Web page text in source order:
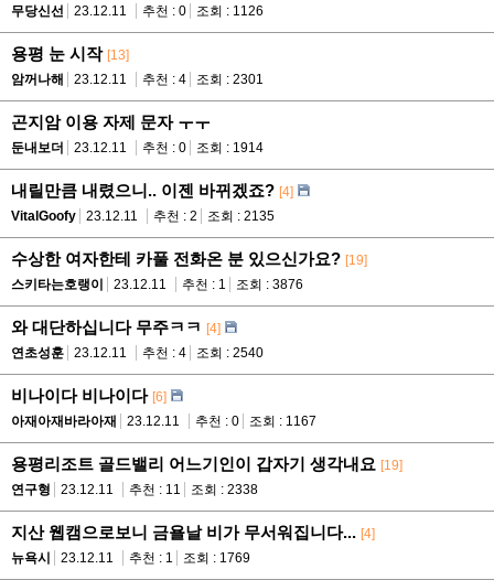
무당신선
23.12.11 추천 : 0 조회 : 1126
용평 눈 시작 [13]
암꺼나해
23.12.11 추천 : 4 조회 : 2301
곤지암 이용 자제 문자 ㅜㅜ
둔내보더 23.12.11 추천 : 0 조회 : 1914
내릴만큼 내렸으니.. 이젠 바뀌겠죠? [4]
VitalGoofy
23.12.11 추천 : 2 조회 : 2135
수상한 여자한테 카풀 전화온 분 있으신가요? [19]
스키타는호랭이
23.12.11 추천 : 1 조회 : 3876
와 대단하십니다 무주ㅋㅋ [4]
연초성훈
23.12.11 추천 : 4 조회 : 2540
비나이다 비나이다 [6]
아재아재바라아재
23.12.11 추천 : 0 조회 : 1167
용평리조트 골드밸리 어느기인이 갑자기 생각내요 [19]
연구형
23.12.11 추천 : 11 조회 : 2338
지산 웹캠으로보니 금욜날 비가 무서워집니다... [4]
뉴욕시
23.12.11 추천 : 1 조회 : 1769